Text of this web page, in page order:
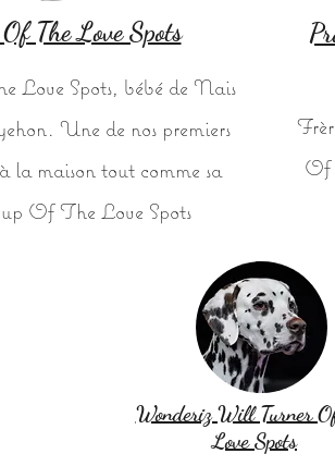
The Love Spots
Love Spots, bébé de Nais
Une de nos premiers
la maison tout comme sa
Of The Love Spots
Of
Wonderiz Will Turner
Love Spots